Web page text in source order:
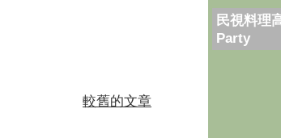
較舊的文章
民視料理
Party